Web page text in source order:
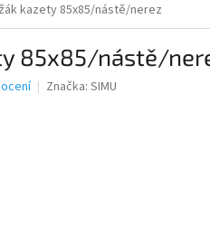
kazety 85x85/nástě/nerez
85x85/nástě/
Značka: SIMU